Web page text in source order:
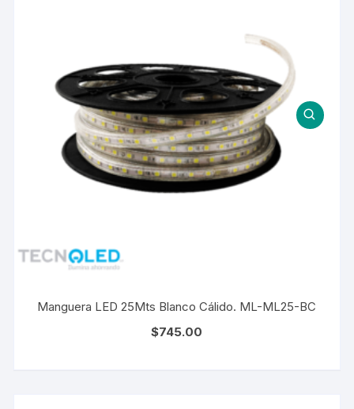
Manguera LED 25Mts Blanco Cálido. ML-ML25-BC
$745.00